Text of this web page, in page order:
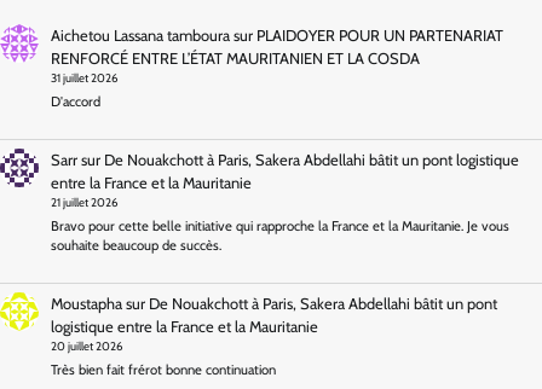
Aichetou Lassana tambourasur PLAIDOYER POUR UN PARTENARIAT
RENFORCÉ ENTRE L’ÉTAT MAURITANIEN ET LA COSDA
31 juillet 2026
D'accord
Sarrsur De Nouakchott à Paris, Sakera Abdellahi bâtit un pont logistique
entre la France et la Mauritanie
21 juillet 2026
Bravo pour cette belle initiative qui rapproche la France et la Mauritanie. Je vous
souhaite beaucoup de succès.
Moustaphasur De Nouakchott à Paris, Sakera Abdellahi bâtit un pont
logistique entre la France et la Mauritanie
20 juillet 2026
Très bien fait frérot bonne continuation